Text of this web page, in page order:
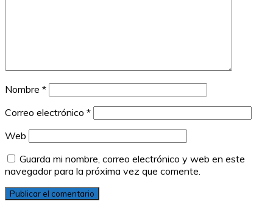
Nombre *
Correo electrónico *
Web
Guarda mi nombre, correo electrónico y web en este
navegador para la próxima vez que comente.